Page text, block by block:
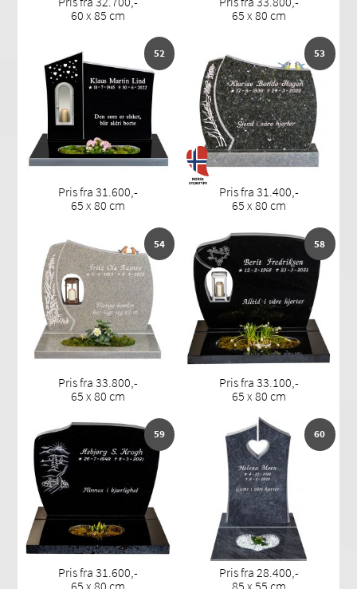
60 x 85 cm
65 x 80 cm
52
Pris fra 31.600,-
65 x 80 cm
53
Pris fra 31.400,-
65 x 80 cm
54
Pris fra 33.800,-
65 x 80 cm
58
Pris fra 33.100,-
65 x 80 cm
59
Pris fra 31.600,-
60
Pris fra 28.400,-